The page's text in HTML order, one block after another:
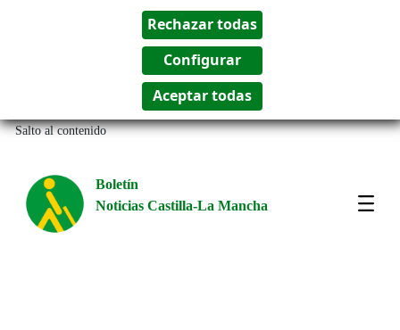
Salto al contenido
Boletín
Noticias Castilla-La Mancha